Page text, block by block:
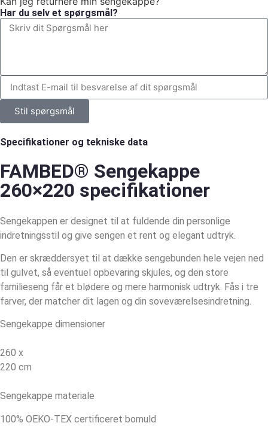
Har du selv et spørgsmål?
Stil spørgsmål
Specifikationer og tekniske data
FAMBED® Sengekappe
260×220 specifikationer
Sengekappen er designet til at fuldende din personlige
indretningsstil og give sengen et rent og elegant udtryk.
Den er skræddersyet til at dække sengebunden hele vejen ned
til gulvet, så eventuel opbevaring skjules, og den store
familieseng får et blødere og mere harmonisk udtryk. Fås i tre
farver, der matcher dit lagen og din soveværelsesindretning.
Sengekappe dimensioner
260 x
220 cm
Sengekappe materiale
100% OEKO-TEX certificeret bomuld